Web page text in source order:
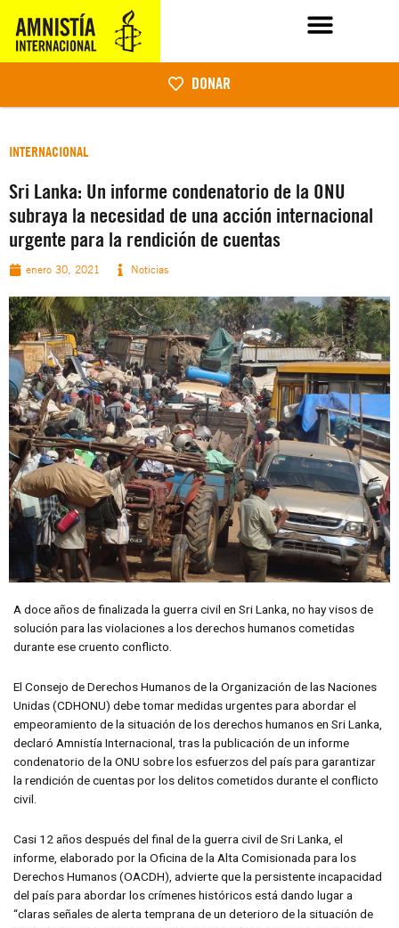
DONAR
INTERNACIONAL
Sri Lanka: Un informe condenatorio de la ONU
subraya la necesidad de una acción internacional
urgente para la rendición de cuentas
enero 30, 2021 Noticias
A doce años de finalizada la guerra civil en Sri Lanka, no hay visos de
solución para las violaciones a los derechos humanos cometidas
durante ese cruento conflicto.
El Consejo de Derechos Humanos de la Organización de las Naciones
Unidas (CDHONU) debe tomar medidas urgentes para abordar el
empeoramiento de la situación de los derechos humanos en Sri Lanka,
declaró Amnistía Internacional, tras la publicación de un informe
condenatorio de la ONU sobre los esfuerzos del país para garantizar
la rendición de cuentas por los delitos cometidos durante el conflicto
civil.
Casi 12 años después del final de la guerra civil de Sri Lanka, el
informe, elaborado por la Oficina de la Alta Comisionada para los
Derechos Humanos (OACDH), advierte que la persistente incapacidad
del país para abordar los crímenes históricos está dando lugar a
“claras señales de alerta temprana de un deterioro de la situación de